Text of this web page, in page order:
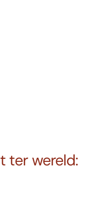
ter wereld: